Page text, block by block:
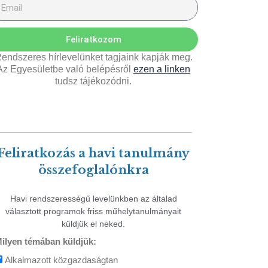
Feliratkozom
hírlevelünket tagjaink kapják meg.
Egyesületbe való belépésről ezen a linken
tudsz tájékozódni.
a havi tanulmány
összefoglalónkra
Havi rendszerességű levelünkben az általad
választott programok friss műhelytanulmányait
küldjük el neked.
témában küldjük:
Alkalmazott közgazdaságtan